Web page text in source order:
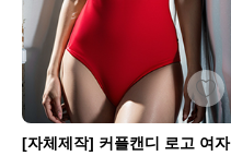
[자체제작] 커플캔디 로고 여자